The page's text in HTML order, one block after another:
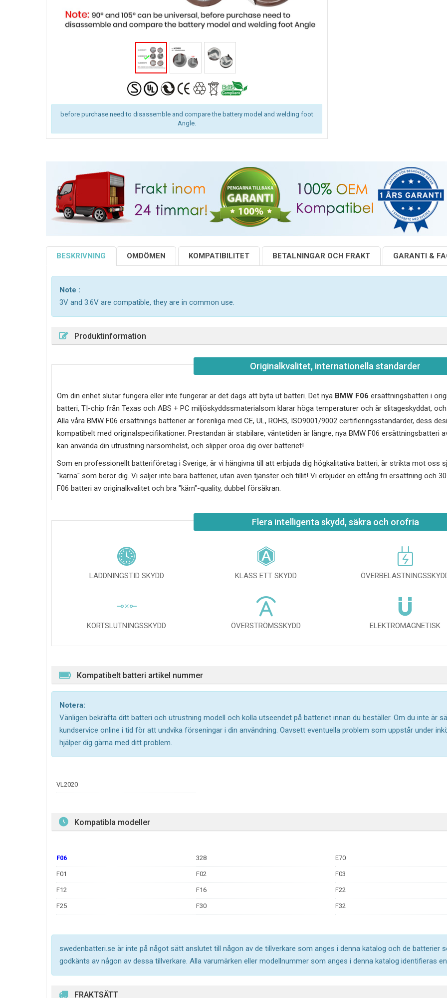
before purchase need to disassemble and compare the battery model and welding foot
Angle.
BESKRIVNING OMDÖMEN KOMPATIBILITET BETALNINGAR OCH FRAKT GARANTI &
Note :
3V and 3.6V are compatible, they are in common use.
Produktinformation
Originalkvalitet, internationella standarder
Om din enhet slutar fungera eller inte fungerar är det dags att byta ut batteri. Det nya BMW F06 ersättningsbatteri i
batteri, TI-chip från Texas och ABS + PC miljöskyddssmaterialsom klarar höga temperaturer och är slitageskyddat,
Alla våra BMW F06 ersättnings batterier är förenliga med CE, UL, ROHS, ISO9001/9002 certifieringsstandarder, dess
kompatibelt med originalspecifikationer. Prestandan är stabilare, väntetiden är längre, nya BMW F06 ersättningsbatteri
kan använda din utrustning närsomhelst, och slipper oroa dig över batteriet!
Som en professionellt batteriföretag i Sverige, är vi hängivna till att erbjuda dig högkalitativa batteri, är strikta mot oss
"kärna" som berör dig. Vi säljer inte bara batterier, utan även tjänster och tillit! Vi erbjuder en ettårig fri ersättning och
F06 batteri av originalkvalitet och bra "kärn"-quality, dubbel försäkran.
Flera intelligenta skydd, säkra och orofria
LADDNINGSTID SKYDD KLASS ETT SKYDD
KORTSLUTNINGSSKYDD ÖVERSTRÖMSSKYDD ELEKTROMAGNETISK
Kompatibelt batteri artikel nummer
Notera:
Vänligen bekräfta ditt batteri och utrustning modell och kolla utseendet på batteriet innan du beställer. Om du inte är
kundservice online i tid för att undvika förseningar i din användning. Oavsett eventuella problem som uppstår under
hjälper dig gärna med ditt problem.
VL2020
Kompatibla modeller
F06 328 E70
F01 F02 F03
F12 F16 F22
F25 F30 F32
swedenbatteri.se är inte på något sätt anslutet till någon av de tillverkare som anges i denna katalog och de batterier
godkänts av någon av dessa tillverkare. Alla varumärken eller modellnummer som anges i denna katalog identifieras
FRAKTSÄTT